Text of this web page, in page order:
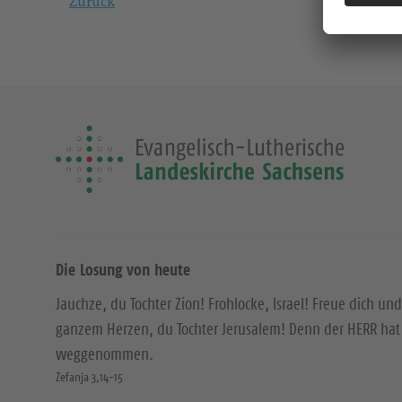
Die Losung von heute
Jauchze, du Tochter Zion! Frohlocke, Israel! Freue dich
ganzem Herzen, du Tochter Jerusalem! Denn der HERR
weggenommen.
Zefanja 3,14-15